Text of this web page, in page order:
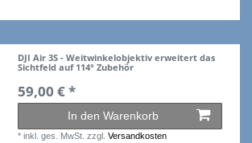
DJI Air 3S - Weitwinkelobjektiv erweitert das
Sichtfeld auf 114° Zubehör
59,00 € *
In den Warenkorb
*inkl. ges. MwSt. zzgl.Versandkosten